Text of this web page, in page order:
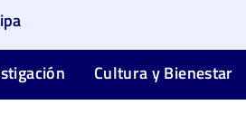
Cultura y Bienestar